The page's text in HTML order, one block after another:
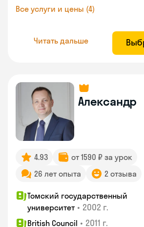
Все услуги и цены (4)
Читать дальше
Александр
4.93
от 1590 ₽ за урок
26 лет опыта
2 отзыва
Томский государственный
университет • 2002 г.
British Council • 2011 г.